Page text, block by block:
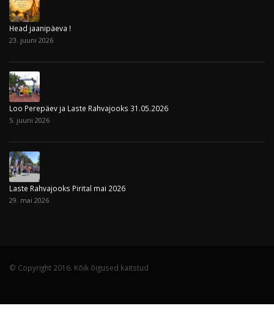
Head jaanipäeva !
23. juuni 2026
Loo Perepäev ja Laste Rahvajooks 31.05.2026
5. juuni 2026
Laste Rahvajooks Pirital mai 2026
29. mai 2026
© Copyright 2016. Kõik õigused kaitstud